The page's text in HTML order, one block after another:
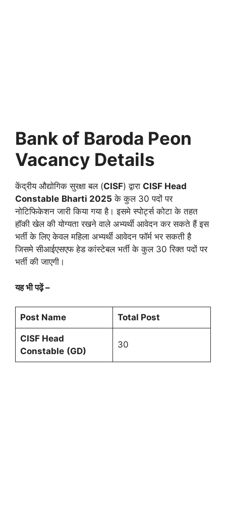
Bank of Baroda Peon
Vacancy Details
केंद्रीय औद्योगिक सुरक्षा बल (CISF) द्वारा CISF Head
Constable Bharti 2025 के कुल 30 पदों पर
नोटिफिकेशन जारी किया गया है। इसमे स्पोर्ट्स कोटा के तहत
हॉकी खेल की योग्यता रखने वाले अभ्यर्थी आवेदन कर सकते हैं इस
भर्ती के लिए केवल महिला अभ्यर्थी आवेदन फॉर्म भर सकती है
जिसमे सीआईएसएफ हेड कांस्टेबल भर्ती के कुल 30 रिक्त पदों पर
भर्ती की जाएगी।
यह भी पढ़ें –
Post Name Total Post
CISF Head
Constable (GD)
30